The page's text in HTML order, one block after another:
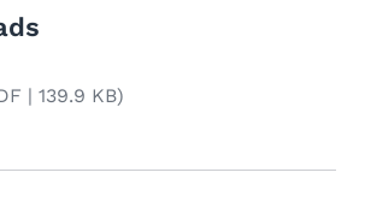
| 139.9 KB)